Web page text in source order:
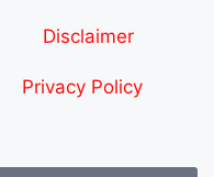
Disclaimer
Privacy Policy